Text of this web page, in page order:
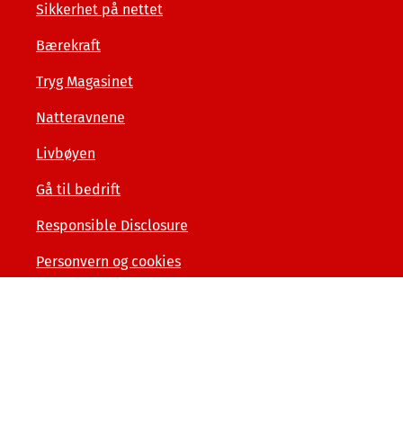
Sikkerhet på nettet
Bærekraft
Tryg Magasinet
Natteravnene
Livbøyen
Gå til bedrift
Responsible Disclosure
Personvern og cookies